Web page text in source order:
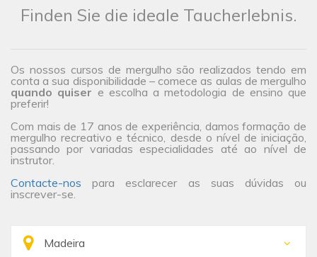
Finden Sie die ideale Taucherlebnis.
Os nossos cursos de mergulho são realizados tendo em
conta a sua disponibilidade – comece as aulas de mergulho
quando quiser e escolha a metodologia de ensino que
preferir!
Com mais de 17 anos de experiência, damos formação de
mergulho recreativo e técnico, desde o nível de iniciação,
passando por variadas especialidades até ao nível de
instrutor.
Contacte-nos para esclarecer as suas dúvidas ou
inscrever-se.